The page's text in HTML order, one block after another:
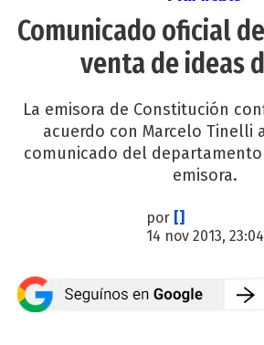
Comunicado oficial
venta de ideas
La emisora de Constitución
acuerdo con Marcelo Tinelli
comunicado del
emisora.
por []
14 nov 2013, 23:04